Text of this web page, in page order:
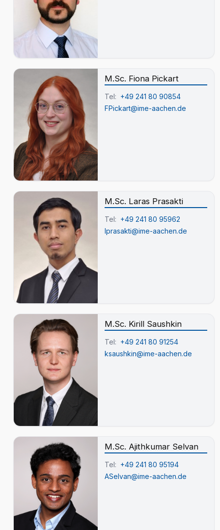
M.Sc. Fiona Pickart
Tel: +49 241 80 90854
FPickart@ime-aachen.de
M.Sc. Laras Prasakti
Tel: +49 241 80 95962
lprasakti@ime-aachen.de
M.Sc. Kirill Saushkin
Tel: +49 241 80 91254
ksaushkin@ime-aachen.de
M.Sc. Ajithkumar Selvan
Tel: +49 241 80 95194
ASelvan@ime-aachen.de